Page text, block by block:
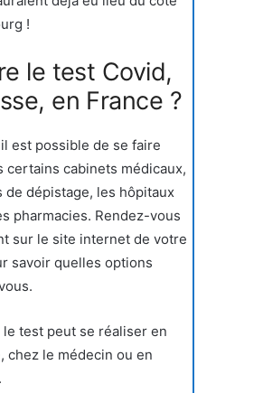
!
le test Covid,
en France ?
est possible de se faire
certains cabinets médicaux,
de dépistage, les hôpitaux
pharmacies. Rendez-vous
sur le site internet de votre
savoir quelles options
le test peut se réaliser en
chez le médecin ou en